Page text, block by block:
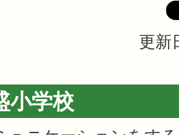
更新
小学校